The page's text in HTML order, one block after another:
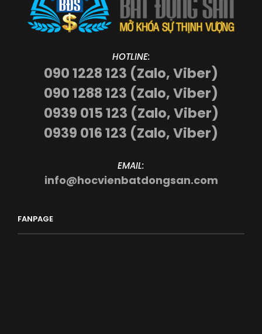
HOTLINE:
090 1228 123 (Zalo, Viber)
090 1288 123 (Zalo, Viber)
0939 015 123 (Zalo, Viber)
0939 016 123 (Zalo, Viber)
EMAIL:
info@hocvienbatdongsan.com
FANPAGE